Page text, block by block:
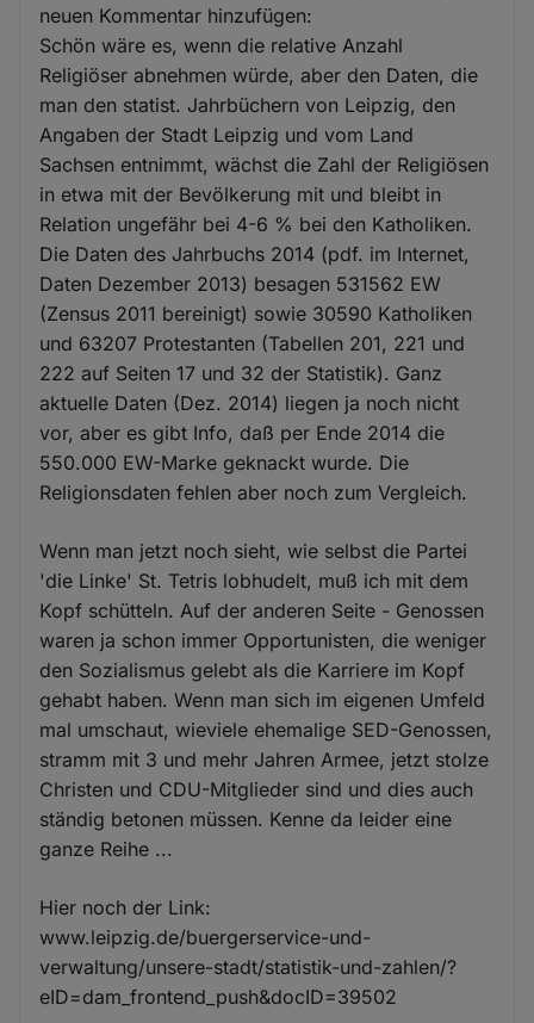
neuen Kommentar hinzufügen:
Schön wäre es, wenn die relative Anzahl
Religiöser abnehmen würde, aber den Daten, die
man den statist. Jahrbüchern von Leipzig, den
Angaben der Stadt Leipzig und vom Land
Sachsen entnimmt, wächst die Zahl der Religiösen
in etwa mit der Bevölkerung mit und bleibt in
Relation ungefähr bei 4-6 % bei den Katholiken.
Die Daten des Jahrbuchs 2014 (pdf. im Internet,
Daten Dezember 2013) besagen 531562 EW
(Zensus 2011 bereinigt) sowie 30590 Katholiken
und 63207 Protestanten (Tabellen 201, 221 und
222 auf Seiten 17 und 32 der Statistik). Ganz
aktuelle Daten (Dez. 2014) liegen ja noch nicht
vor, aber es gibt Info, daß per Ende 2014 die
550.000 EW-Marke geknackt wurde. Die
Religionsdaten fehlen aber noch zum Vergleich.
Wenn man jetzt noch sieht, wie selbst die Partei
'die Linke' St. Tetris lobhudelt, muß ich mit dem
Kopf schütteln. Auf der anderen Seite - Genossen
waren ja schon immer Opportunisten, die weniger
den Sozialismus gelebt als die Karriere im Kopf
gehabt haben. Wenn man sich im eigenen Umfeld
mal umschaut, wieviele ehemalige SED-Genossen,
stramm mit 3 und mehr Jahren Armee, jetzt stolze
Christen und CDU-Mitglieder sind und dies auch
ständig betonen müssen. Kenne da leider eine
ganze Reihe ...
Hier noch der Link:
www.leipzig.de/buergerservice-und-
verwaltung/unsere-stadt/statistik-und-zahlen/?
eID=dam_frontend_push&docID=39502